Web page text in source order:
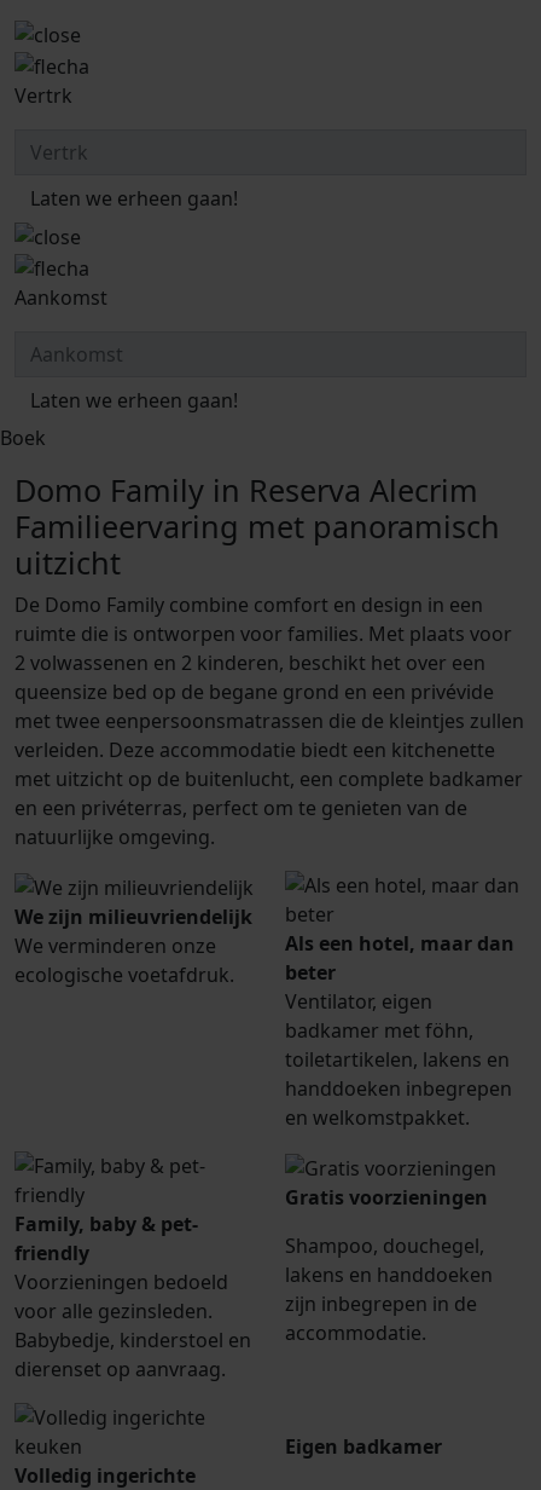
Vertrk
Laten we erheen gaan!
Aankomst
Laten we erheen gaan!
Boek
Domo Family in Reserva Alecrim
Familieervaring met panoramisch
uitzicht
De Domo Family combine comfort en design in een
ruimte die is ontworpen voor families. Met plaats voor
2 volwassenen en 2 kinderen, beschikt het over een
queensize bed op de begane grond en een privévide
met twee eenpersoonsmatrassen die de kleintjes zullen
verleiden. Deze accommodatie biedt een kitchenette
met uitzicht op de buitenlucht, een complete badkamer
en een privéterras, perfect om te genieten van de
natuurlijke omgeving.
We zijn milieuvriendelijk
We verminderen onze
ecologische voetafdruk.
Als een hotel, maar dan
beter
Ventilator, eigen
badkamer met föhn,
toiletartikelen, lakens en
handdoeken inbegrepen
en welkomstpakket.
Family, baby & pet-
friendly
Voorzieningen bedoeld
voor alle gezinsleden.
Babybedje, kinderstoel en
dierenset op aanvraag.
Gratis voorzieningen
Shampoo, douchegel,
lakens en handdoeken
zijn inbegrepen in de
accommodatie.
Volledig ingerichte
Eigen badkamer